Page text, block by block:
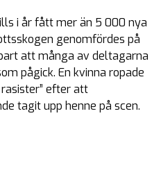
i år fått mer än 5 000 nya
genomfördes på
att många av deltagarna
pågick. En kvinna ropade
efter att
tagit upp henne på scen.